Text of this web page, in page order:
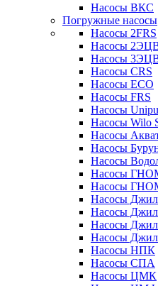
Насосы ВКС
Погружные насосы
Насосы 2FRS
Насосы
Насосы
Насосы CRS
Насосы ECO
Насосы FRS
Насосы
Насосы Wilo
Насосы
Насосы
Насосы
Насосы
Насосы
Насосы
Насосы
Насосы
Насосы
Насосы НПК
Насосы СПА
Насосы ЦМК